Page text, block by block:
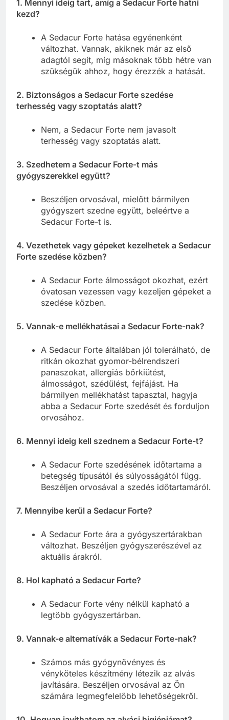
1. Mennyi ideig tart, amíg a Sedacur Forte hatni
kezd?
A Sedacur Forte hatása egyénenként
változhat. Vannak, akiknek már az első
adagtól segít, míg másoknak több hétre van
szükségük ahhoz, hogy érezzék a hatását.
2. Biztonságos a Sedacur Forte szedése
terhesség vagy szoptatás alatt?
Nem, a Sedacur Forte nem javasolt
terhesség vagy szoptatás alatt.
3. Szedhetem a Sedacur Forte-t más
gyógyszerekkel együtt?
Beszéljen orvosával, mielőtt bármilyen
gyógyszert szedne együtt, beleértve a
Sedacur Forte-t is.
4. Vezethetek vagy gépeket kezelhetek a Sedacur
Forte szedése közben?
A Sedacur Forte álmosságot okozhat, ezért
óvatosan vezessen vagy kezeljen gépeket a
szedése közben.
5. Vannak-e mellékhatásai a Sedacur Forte-nak?
A Sedacur Forte általában jól tolerálható, de
ritkán okozhat gyomor-bélrendszeri
panaszokat, allergiás bőrkiütést,
álmosságot, szédülést, fejfájást. Ha
bármilyen mellékhatást tapasztal, hagyja
abba a Sedacur Forte szedését és forduljon
orvosához.
6. Mennyi ideig kell szednem a Sedacur Forte-t?
A Sedacur Forte szedésének időtartama a
betegség típusától és súlyosságától függ.
Beszéljen orvosával a szedés időtartamáról.
7. Mennyibe kerül a Sedacur Forte?
A Sedacur Forte ára a gyógyszertárakban
változhat. Beszéljen gyógyszerészével az
aktuális árakról.
8. Hol kapható a Sedacur Forte?
A Sedacur Forte vény nélkül kapható a
legtöbb gyógyszertárban.
9. Vannak-e alternatívák a Sedacur Forte-nak?
Számos más gyógynövényes és
vényköteles készítmény létezik az alvás
javítására. Beszéljen orvosával az Ön
számára legmegfelelőbb lehetőségekről.